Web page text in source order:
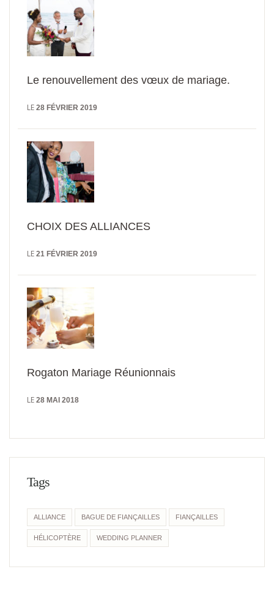
Le renouvellement des vœux de mariage.
LE 28 FÉVRIER 2019
CHOIX DES ALLIANCES
LE 21 FÉVRIER 2019
Rogaton Mariage Réunionnais
LE 28 MAI 2018
Tags
ALLIANCE BAGUE DE FIANÇAILLES FIANÇAILLES
HÉLICOPTÈRE WEDDING PLANNER